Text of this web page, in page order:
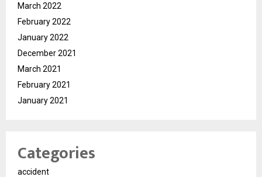
March 2022
February 2022
January 2022
December 2021
March 2021
February 2021
January 2021
Categories
accident